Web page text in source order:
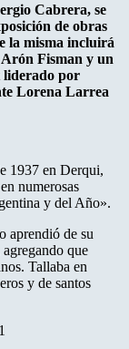
Cabrera, se
de obras
la misma incluirá
Arón Fisman y un
liderado por
Lorena Larrea
1937 en Derqui,
numerosas
y del Año».
aprendió de su
que
Tallaba en
y de santos